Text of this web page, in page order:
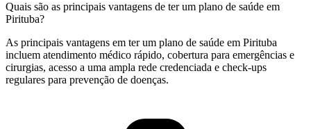
Quais são as principais vantagens de ter um plano de saúde em
Pirituba?
As principais vantagens em ter um plano de saúde em Pirituba
incluem atendimento médico rápido, cobertura para emergências e
cirurgias, acesso a uma ampla rede credenciada e check-ups
regulares para prevenção de doenças.